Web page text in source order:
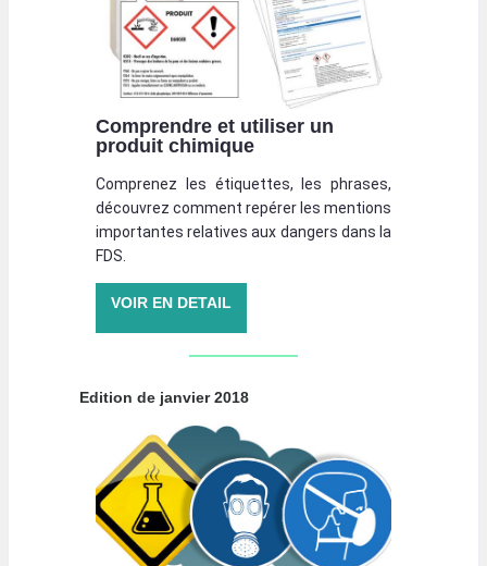
Comprendre et utiliser un
produit chimique
Comprenez les étiquettes, les phrases,
découvrez comment repérer les mentions
importantes relatives aux dangers dans la
FDS.
VOIR EN DETAIL
Edition de janvier 2018